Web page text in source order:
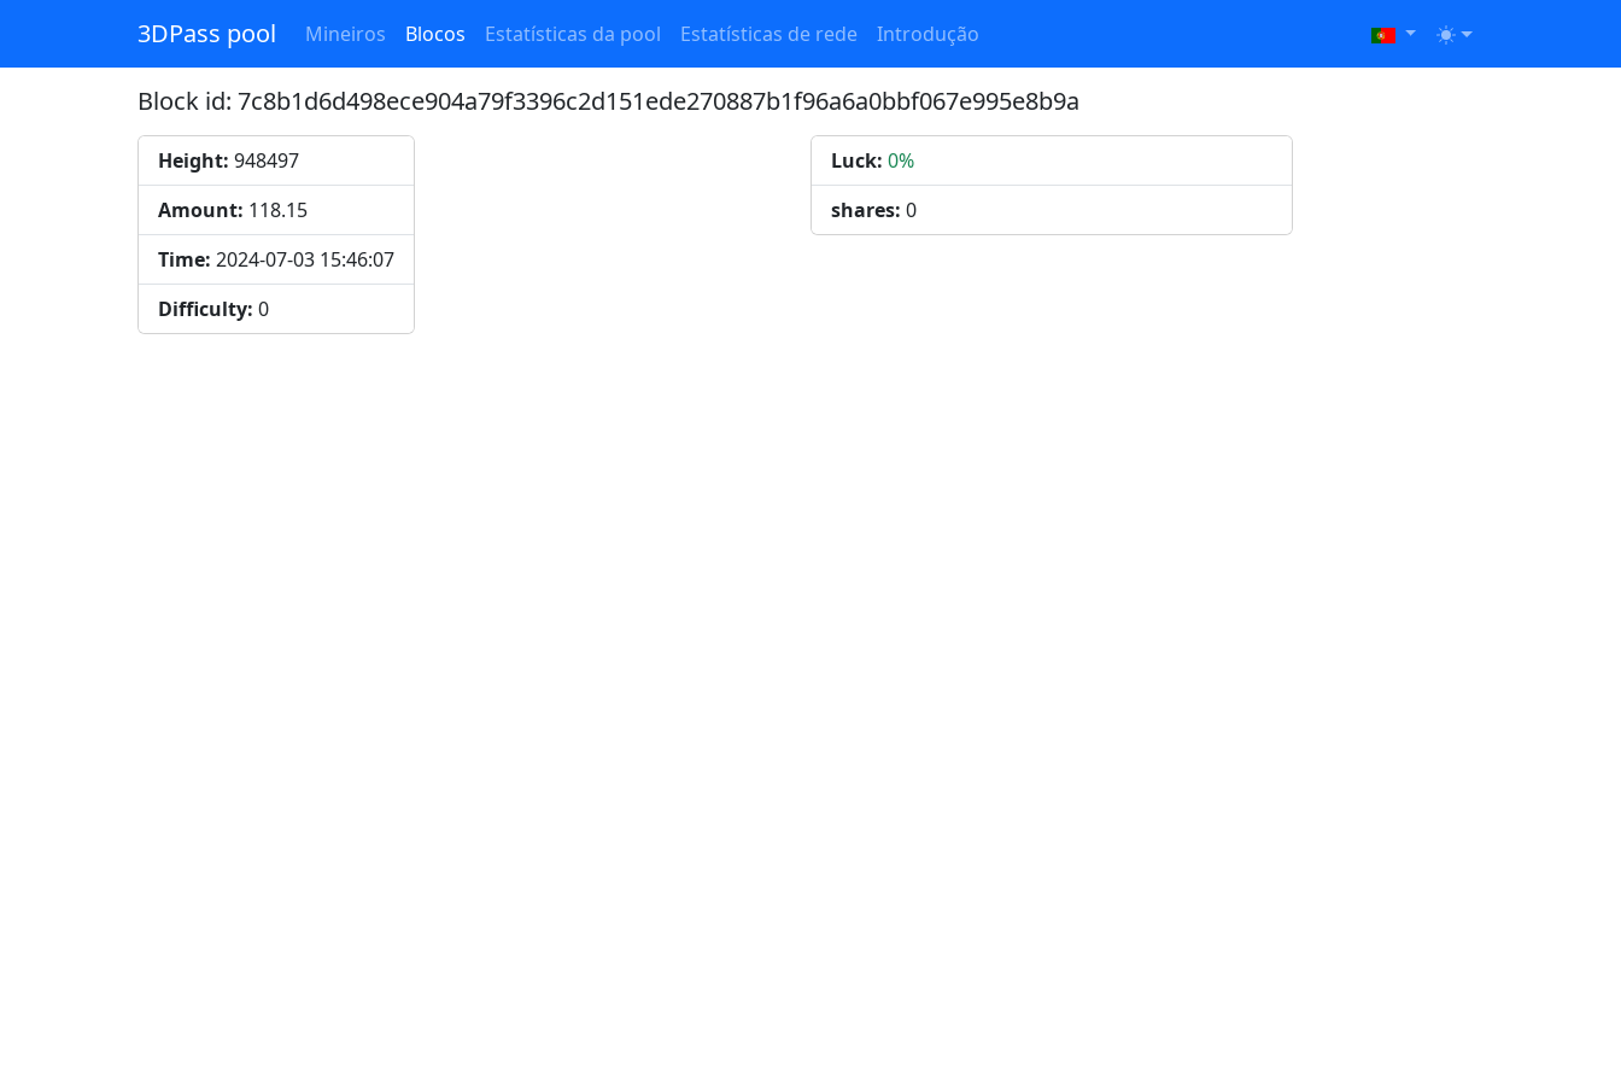
3DPass pool Mineiros Blocos Estatísticas da pool Estatísticas de rede Introdução
Block id: 7c8b1d6d498ece904a79f3396c2d151ede270887b1f96a6a0bbf067e995e8b9a
Height: 948497
Amount: 118.15
Time: 2024-07-03 15:46:07
Difficulty: 0
Luck: 0%
shares: 0